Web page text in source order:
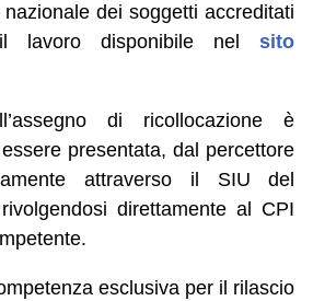
nazionale dei soggetti accreditati
lavoro disponibile nelsito
di ricollocazione è
presentata, dal percettore
attraverso il SIU del
direttamente al CPI
esclusiva per il rilascio